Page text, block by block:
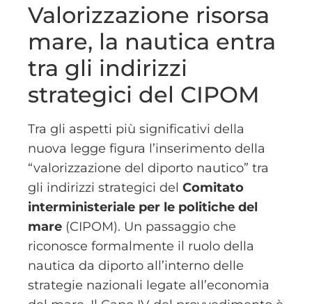
Valorizzazione risorsa
mare, la nautica entra
tra gli indirizzi
strategici del CIPOM
Tra gli aspetti più significativi della
nuova legge figura l’inserimento della
“valorizzazione del diporto nautico” tra
gli indirizzi strategici del Comitato
interministeriale per le politiche del
mare (CIPOM). Un passaggio che
riconosce formalmente il ruolo della
nautica da diporto all’interno delle
strategie nazionali legate all’economia